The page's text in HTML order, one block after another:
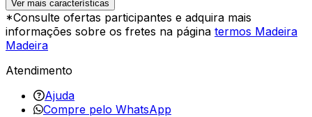
Ver mais características
*Consulte ofertas participantes e adquira mais
informações sobre os fretes na página termos Madeira
Madeira
Atendimento
Ajuda
Compre pelo WhatsApp